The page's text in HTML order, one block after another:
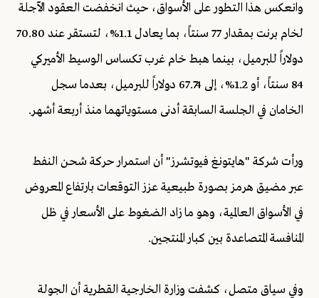
وانعكس هذا التطور على الأسواق، حيث انخفضت العقود الآجلة
لخام برنت بمقدار 77 سنتاً، بما يعادل 1.1%، لتستقر عند 70.80
دولاراً للبرميل، بينما هبط خام غرب تكساس الوسيط الأميركي
84 سنتاً، أو 1.2%، إلى 67.74 دولاراً للبرميل، بعدما سجل
الخامان في الجلسة السابقة أدنى مستوياتهما منذ أربعة أشهر.
ورأت شركة "هايتونغ فيوتشرز" أن استمرار حركة شحن النفط
عبر مضيق هرمز بصورة طبيعية عزز التوقعات بارتفاع المعروض
في الأسواق العالمية، وهو ما زاد الضغوط على الأسعار في ظل
المنافسة المتصاعدة بين كبار المنتجين.
وفي سياق متصل، كشفت وزارة الخارجية القطرية أن الجولة